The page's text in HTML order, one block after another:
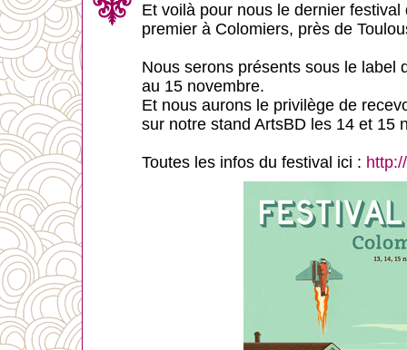
Et voilà pour nous le dernier festival
premier à Colomiers, près de
Nous serons présents sous le label
au 15 novembre.
Et nous aurons le privilège de
sur notre stand ArtsBD les 14 et 15
Toutes les infos du festival ici :